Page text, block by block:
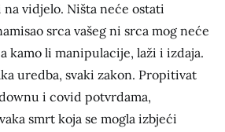
vidjelo. Ništa neće ostati
srca vašeg ni srca mog neće
kamo li manipulacije, laži i izdaja.
uredba, svaki zakon. Propitivat
i covid potvrdama,
smrt koja se mogla izbjeći